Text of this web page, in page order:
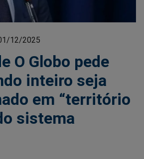
12/2025
O Globo pede
inteiro seja
em “território
sistema